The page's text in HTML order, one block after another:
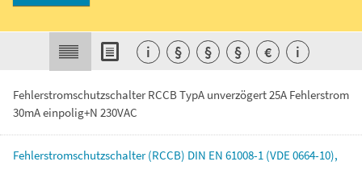
Fehlerstromschutzschalter RCCB TypA unverzögert 25A Fehlerstrom
30mA einpolig+N 230VAC
Fehlerstromschutzschalter(RCCB) DIN EN 61008-1 (VDE0664-10),
i § § § € i